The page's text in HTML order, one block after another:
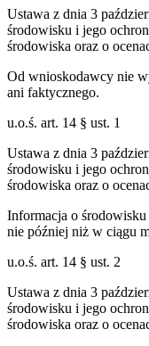
Ustawa z dnia 3
środowisku i jego
środowiska oraz o
Od wnioskodawcy nie
ani faktycznego.
u.o.ś. art. 14 § ust. 1
Ustawa z dnia 3
środowisku i jego
środowiska oraz o
Informacja o
nie później niż w ciągu
u.o.ś. art. 14 § ust. 2
Ustawa z dnia 3
środowisku i jego
środowiska oraz o